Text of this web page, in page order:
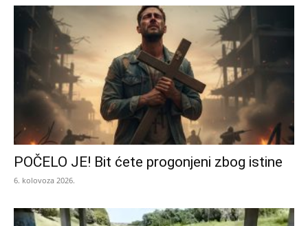
POČELO JE! Bit ćete progonjeni zbog istine
6. kolovoza 2026.